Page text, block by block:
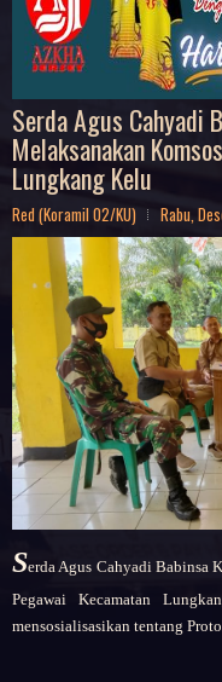
Serda Agus Cahyadi
Melaksanakan
Lungkang Kelu
Red (Koramil 02/KU) Rabu,
Serda Agus Cahyadi Babinsa
Pegawai Kecamatan
mensosialisasikan tentang